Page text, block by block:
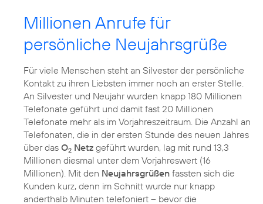
Millionen Anrufe für
persönliche Neujahrsgrüße
Für viele Menschen steht an Silvester der persönliche
Kontakt zu ihren Liebsten immer noch an erster Stelle.
An Silvester und Neujahr wurden knapp 180 Millionen
Telefonate geführt und damit fast 20 Millionen
Telefonate mehr als im Vorjahreszeitraum. Die Anzahl an
Telefonaten, die in der ersten Stunde des neuen Jahres
über das O2 Netz geführt wurden, lag mit rund 13,3
Millionen diesmal unter dem Vorjahreswert (16
Millionen). Mit den Neujahrsgrüßen fassten sich die
Kunden kurz, denn im Schnitt wurde nur knapp
anderthalb Minuten telefoniert – bevor die